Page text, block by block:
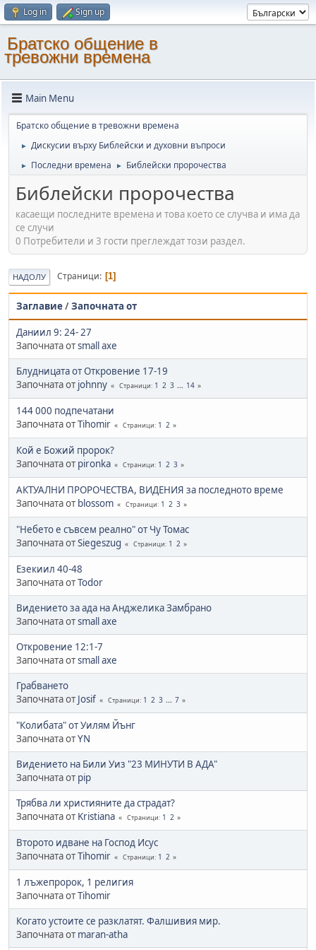
Log in Sign up
Братско общение в
тревожни времена
Main Menu
Братско общение в тревожни времена
► Дискусии върху Библейски и духовни въпроси
► Последни времена ► Библейски пророчества
Библейски пророчества
касаещи последните времена и това което се случва и има да
се случи
0 Потребители и 3 гости преглеждат този раздел.
НАДОЛУ Страници 1
Заглавие/Започната от
Даниил 9: 24- 27
Започната отsmall axe
Блудницата от Откровение 17-19
Започната от johnny Страници 1 2 3 ... 14
144 000 подпечатани
Започната отTihomir Страници 1 2
Кой е Божий пророк?
Започната от pironka Страници 1 2 3
АКТУАЛНИ ПРОРОЧЕСТВА, ВИДЕНИЯ за последното време
Започната от blossom Страници 1 2 3
"Небето е съвсем реално" от Чу Томас
Започната отSiegeszug Страници 1 2
Езекиил 40-48
Започната отTodor
Видението за ада на Анджелика Замбрано
Започната отsmall axe
Откровение 12:1-7
Започната отsmall axe
Грабването
Започната от Josif Страници 1 2 3 ... 7
"Колибата" от Уилям Йънг
Започната отYN
Видението на Били Уиз "23 МИНУТИ В АДА"
Започната от pip
Трябва ли християните да страдат?
Започната от Kristiana Страници 1 2
Второто идване на Господ Исус
Започната отTihomir Страници 1 2
1 лъжепророк, 1 религия
Започната отTihomir
Когато устоите се разклатят. Фалшивия мир.
Започната от maran-atha